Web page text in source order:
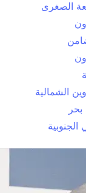
الصغرى
الشمالية
الجنوبية